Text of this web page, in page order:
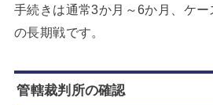
手続きは通常3か月～6か月、ケ
の長期戦です。
管轄裁判所の確認